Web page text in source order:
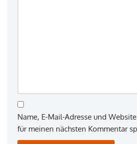
Name, E-Mail-Adresse und
für meinen nächsten Kommentar